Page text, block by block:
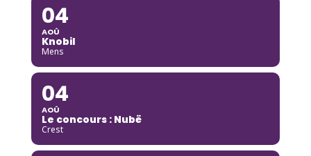
04
AOÛ
Knobil
Mens
04
AOÛ
Le concours : Nubë
Crest